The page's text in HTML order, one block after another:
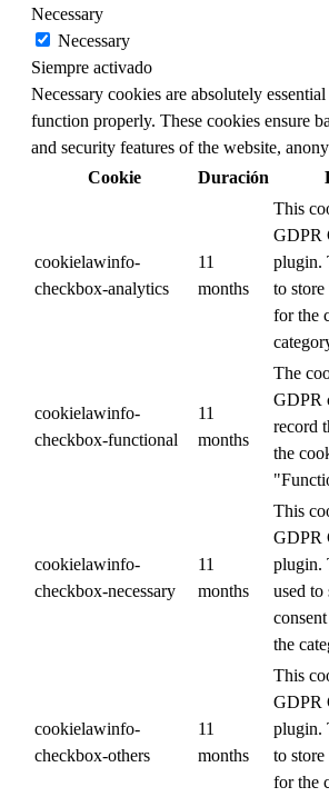
Necessary
Necessary
Siempre activado
Necessary cookies are absolutely
function properly. These cookies ensure
and security features of the website,
Cookie
Duración
cookielawinfo-
checkbox-analytics
11
months
This
GDPR
plugin.
to store
for the
cookielawinfo-
checkbox-functional
11
months
The
GDPR
record
the
cookielawinfo-
checkbox-necessary
11
months
This
GDPR
plugin.
used to
the
cookielawinfo-
checkbox-others
11
months
This
GDPR
plugin.
to store
for the